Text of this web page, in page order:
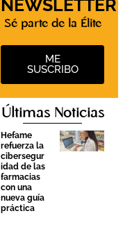
NEWSLETTER
Sé parte de la Élite
ME
SUSCRIBO
Últimas Noticias
Hefame
refuerza la
cibersegur
idad de las
farmacias
con una
nueva guía
práctica